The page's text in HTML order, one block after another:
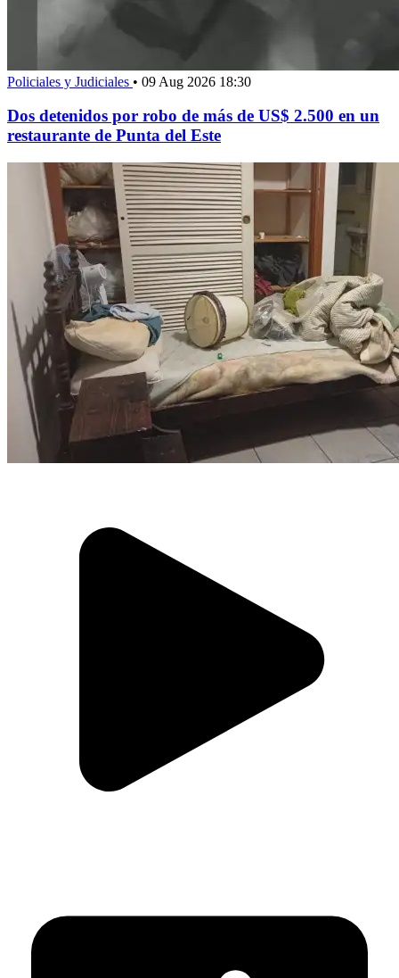
Policiales y Judiciales • 09 Aug 2026 18:30
Dos detenidos por robo de más de US$ 2.500 en un
restaurante de Punta del Este